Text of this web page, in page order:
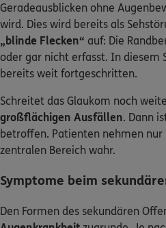
Geradeausblicken ohne
wird. Dies wird bereits als
„blinde Flecken“ auf: Die
oder gar nicht erfasst. In diesem
bereits weit fortgeschritten.
Schreitet das Glaukom noch
großflächigen Ausfällen. Dann
betroffen. Patienten nehmen nur
zentralen Bereich wahr.
Symptome beim
Den Formen des sekundären